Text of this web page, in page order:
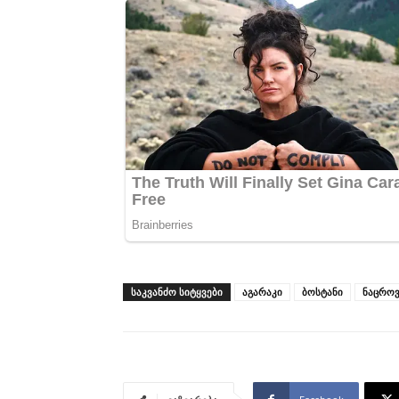
ᲡᲐᲙᲕᲐᲜᲫᲝ ᲡᲘᲢᲧᲕᲔᲑᲘ აგარაკი ბოსტანი